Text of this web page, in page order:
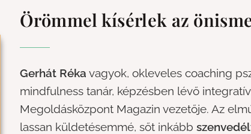
Örömmel kísérlek az
Gerhát Réka vagyok, okleveles coaching
mindfulness tanár, képzésben lévő
Megoldásközpont Magazin vezetője. Az
lassan küldetésemmé, sőt inkább